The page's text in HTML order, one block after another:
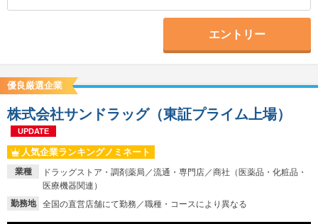
エントリー
優良厳選企業
業種
ドラッグストア・調剤薬局／流通・専門店／商社（医薬品・化粧品・
医療機器関連）
勤務地
全国の直営店舗にて勤務／職種・コースにより異なる
株式会社サンドラッグ（東証プライム上場）
UPDATE
人気企業ランキングノミネート